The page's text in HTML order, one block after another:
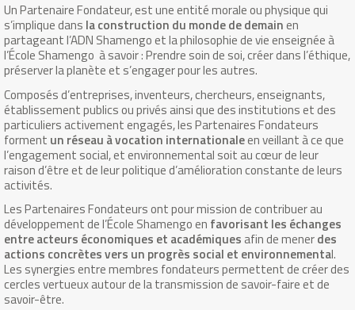
Un Partenaire Fondateur, est une entité morale ou physique qui
s’implique dans la construction du monde de demainen
partageant l’ADN Shamengo et la philosophie de vie enseignée à
l’École Shamengo à savoir : Prendre soin de soi, créer dans l’éthique,
préserver la planète et s’engager pour les autres.
Composés d’entreprises, inventeurs, chercheurs, enseignants,
établissement publics ou privés ainsi que des institutions et des
particuliers activement engagés, les Partenaires Fondateurs
forment un réseau à vocation internationaleen veillant à ce que
l’engagement social, et environnemental soit au cœur de leur
raison d’être et de leur politique d’amélioration constante de leurs
activités.
Les Partenaires Fondateurs ont pour mission de contribuer au
développement de l’École Shamengo en favorisant les échanges
entre acteurs économiques et académiques afin de menerdes
actions concrètes vers un progrès social et environnemental.
Les synergies entre membres fondateurs permettent de créer des
cercles vertueux autour de la transmission de savoir-faire et de
savoir-être.